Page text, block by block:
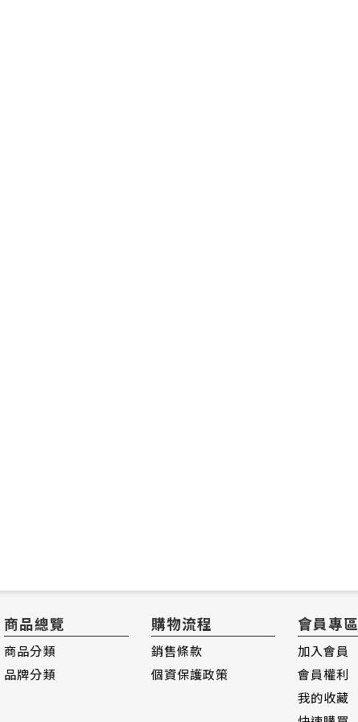
商品總覽
商品分類
品牌分類
購物流程
銷售條款
個資保護政策
會員專區
加入會員
會員權利
我的收藏